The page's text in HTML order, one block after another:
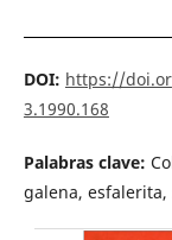
DOI: https://
3.1990.168
Palabras clave:
galena,